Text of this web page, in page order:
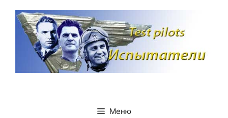
содержимому
Меню